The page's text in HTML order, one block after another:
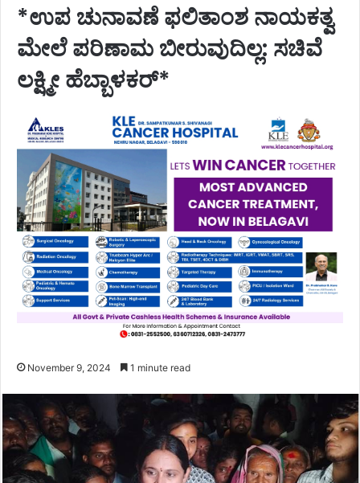
*ಉಪ ಚುನಾವಣೆ ಫಲಿತಾಂಶ ನಾಯಕತ್ವ
ಮೇಲೆ ಪರಿಣಾಮ ಬೀರುವುದಿಲ್ಲ: ಸಚಿವೆ
ಲಕ್ಷ್ಮೀ ಹೆಬ್ಬಾಳಕರ್*
November 9, 2024 1 minute read